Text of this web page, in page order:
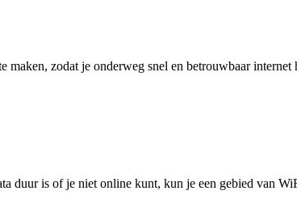
zodat je onderweg snel en betrouwbaar
duur is of je niet online kunt, kun je een gebied van